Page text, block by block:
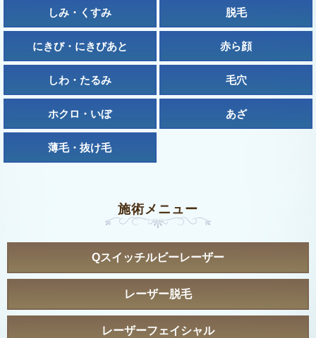
しみ・くすみ 脱毛
にきび・にきびあと 赤ら顔
しわ・たるみ 毛穴
ホクロ・いぼ あざ
薄毛・抜け毛
施術メニュー
Qスイッチルビーレーザー
レーザー脱毛
レーザーフェイシャル